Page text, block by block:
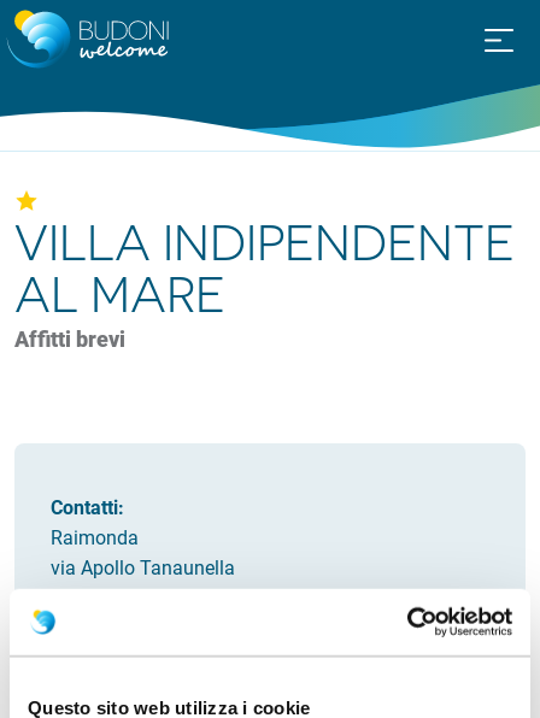
Questo sito web utilizza i cookie
Contatti:
Raimonda
via Apollo Tanaunella
Italia
Email
VILLA INDIPENDENTE
AL MARE
Affitti brevi